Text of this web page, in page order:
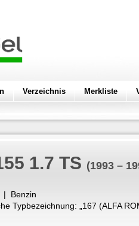
Verzeichnis Merkliste
1.7 TS (1993 –
| Benzin
Typbezeichnung: „ 167 (ALFA